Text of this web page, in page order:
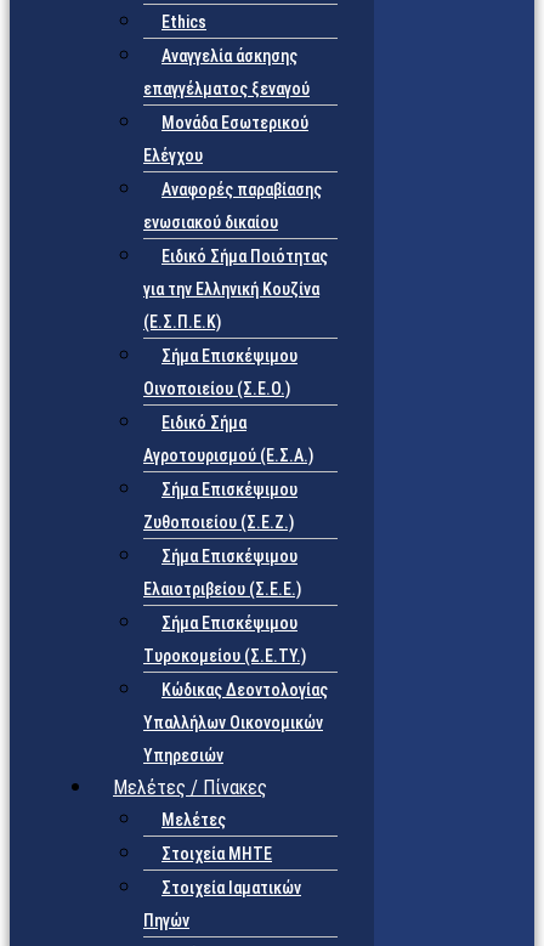
Ethics
Αναγγελία άσκησης
επαγγέλματος ξεναγού
Μονάδα Εσωτερικού
Ελέγχου
Αναφορές παραβίασης
ενωσιακού δικαίου
Ειδικό Σήμα Ποιότητας
για την Ελληνική Κουζίνα
(Ε.Σ.Π.Ε.Κ)
Σήμα Επισκέψιμου
Οινοποιείου (Σ.Ε.Ο.)
Ειδικό Σήμα
Αγροτουρισμού (Ε.Σ.Α.)
Σήμα Επισκέψιμου
Ζυθοποιείου (Σ.Ε.Ζ.)
Σήμα Επισκέψιμου
Ελαιοτριβείου (Σ.Ε.Ε.)
Σήμα Επισκέψιμου
Τυροκομείου (Σ.Ε.TY.)
Κώδικας Δεοντολογίας
Υπαλλήλων Οικονομικών
Υπηρεσιών
Μελέτες / Πίνακες
Μελέτες
Στοιχεία ΜΗΤΕ
Στοιχεία Ιαματικών
Πηγών